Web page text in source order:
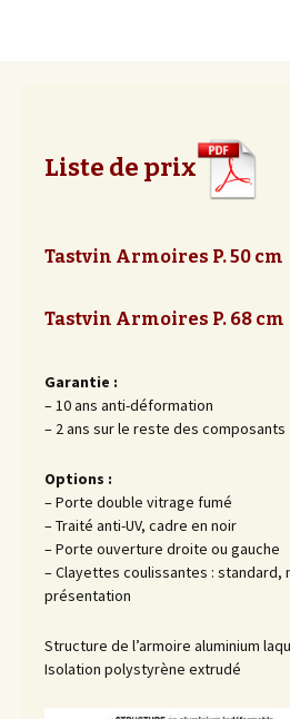
Liste de prix
Tastvin Armoires P. 50 cm
Tastvin Armoires P. 68 cm
Garantie :
– 10 ans anti-déformation
– 2 ans sur le reste des composants
Options :
– Porte double vitrage fumé
– Traité anti-UV, cadre en noir
– Porte ouverture droite ou gauche
– Clayettes coulissantes : standard,
présentation
Structure de l’armoire aluminium
Isolation polystyrène extrudé